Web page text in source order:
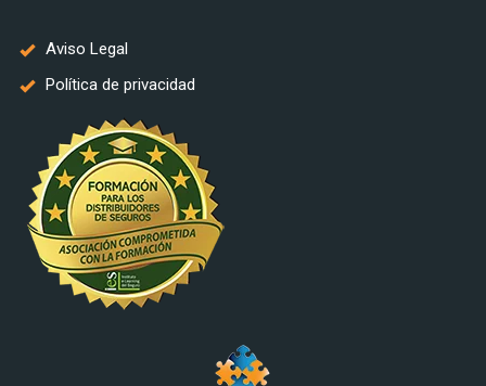
Aviso Legal
Política de privacidad